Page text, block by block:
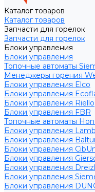
Каталог товаров
Каталог товаров
Запчасти для горелок
Запчасти для горелок
Блоки управления
Блоки управления
Топочные автоматы
Менеджеры горения
Блоки управления Elco
Блоки управления
Блоки управления Riello
Блоки управления FBR
Топочные автоматы
Блоки управления
Блоки управления
Блоки управления
Блоки управления
Блоки управления
Блоки управления
Блоки управления